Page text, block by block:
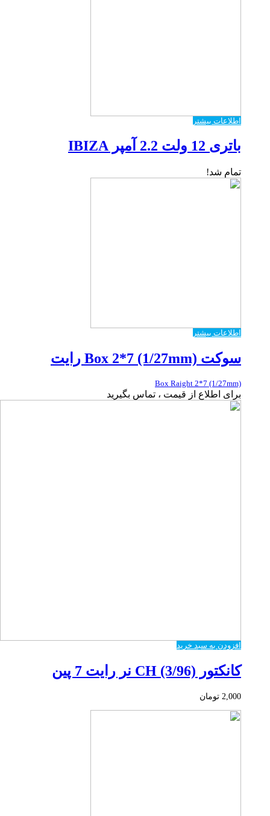
اطلاعات بیشتر
باتری 12 ولت 2.2 آمپر IBIZA
تمام شد!
اطلاعات بیشتر
سوکت Box 2*7 (1/27mm) رایت
Box Raight 2*7 (1/27mm)
برای اطلاع از قیمت ، تماس بگیرید
افزودن به سبد خرید
کانکتور CH (3/96) نر رایت 7 پین
2,000 تومان